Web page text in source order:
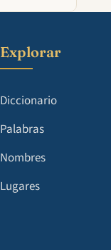
Explorar
Diccionario
Palabras
Nombres
Lugares